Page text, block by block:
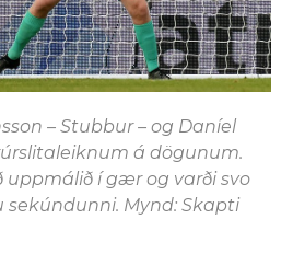
– Stubbur – og Daníel
á dögunum.
uppmálið í gær og varði svo
sekúndunni. Mynd: Skapti